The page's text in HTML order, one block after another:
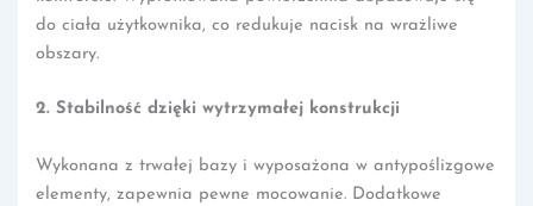
do ciała użytkownika, co redukuje nacisk na wrażliwe
obszary.
2. Stabilność dzięki wytrzymałej konstrukcji
Wykonana z trwałej bazy i wyposażona w antypoślizgowe
elementy, zapewnia pewne mocowanie. Dodatkowe